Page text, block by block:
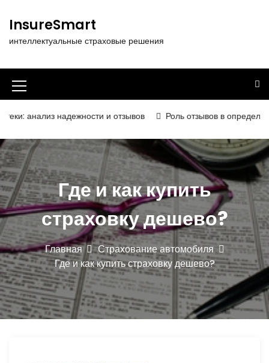
т
к
д
е
р
ж
и
м
о
м
у
InsureSmart
интеллектуальные страховые решения
И
к
о
н
к
а
м
е
н
ю
надежности и отзывов Роль отзывов в определении
Где и как купить
страховку дешево?
Главная
Страхование автомобиля
Где и как купить страховку дешево?
l